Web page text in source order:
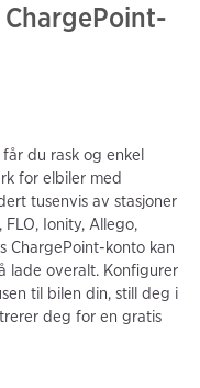
du rask og enkel
for elbiler med
tusenvis av stasjoner
Ionity, Allego,
ChargePoint-konto kan
lade overalt. Konfigurer
til bilen din, still deg i
deg for en gratis